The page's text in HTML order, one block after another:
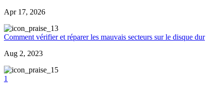
Apr 17, 2026
3
Comment vérifier et réparer les mauvais secteurs sur le disque dur
Aug 2, 2023
5
1